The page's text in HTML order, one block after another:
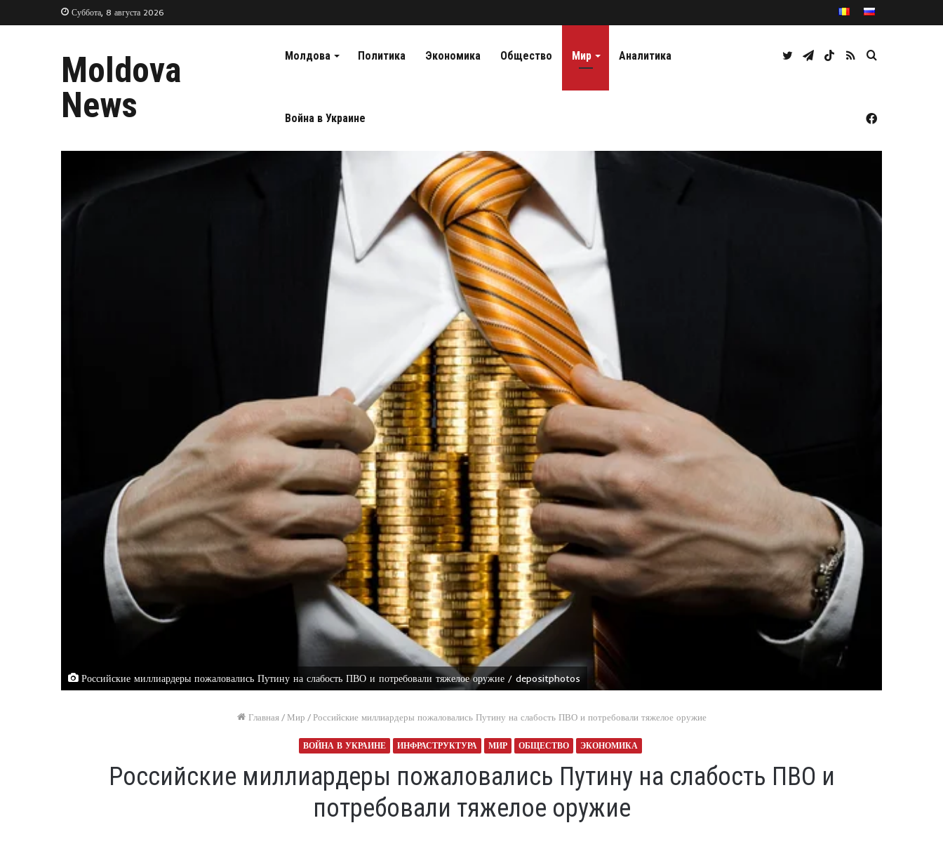
Суббота, 8 августа 2026
Moldova
News
Молдова Политика Экономика Общество Мир Аналитика
Война в Украине
Caută
RSS
TikTok
Telegram
Twitter
Facebook
Российские миллиардеры пожаловались Путину на слабость ПВО и потребовали тяжелое оружие / depositphotos
Главная / Мир / Российские миллиардеры пожаловались Путину на слабость ПВО и потребовали тяжелое оружие
ВОЙНА В УКРАИНЕ ИНФРАСТРУКТУРА МИР ОБЩЕСТВО ЭКОНОМИКА
Российские миллиардеры пожаловались Путину на слабость ПВО и
потребовали тяжелое оружие